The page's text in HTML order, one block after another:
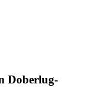
Doberlug-